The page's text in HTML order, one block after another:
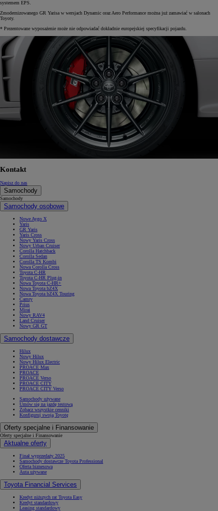
systemem EPS.
Zmodernizowanego GR Yarisa w wersjach Dynamic oraz Aero Performance można już zamawiać w salonach
Toyoty.
* Prezentowane wyposażenie może nie odpowiadać dokładnie europejskiej specyfikacji pojazdu.
Kontakt
Napisz do nas
Samochody
Samochody
Samochody osobowe
Nowe Aygo X
Yaris
GR Yaris
Yaris Cross
Nowy Yaris Cross
Nowy Urban Cruiser
Corolla Hatchback
Corolla Sedan
Corolla TS Kombi
Nowa Corolla Cross
Toyota C-HR
Toyota C-HR Plug-in
Nowa Toyota C-HR+
Nowa Toyota bZ4X
Nowa Toyota bZ4X Touring
Camry
Prius
Mirai
Nowy RAV4
Land Cruiser
Nowy GR GT
Samochody dostawcze
Hilux
Nowy Hilux
Nowy Hilux Electric
PROACE Max
PROACE
PROACE Verso
PROACE CITY
PROACE CITY Verso
Samochody używane
Umów się na jazdę testową
Zobacz wszystkie cenniki
Konfiguruj swoją Toyotę
Oferty specjalne i Finansowanie
Oferty specjalne i Finansowanie
Aktualne oferty
Finał wyprzedaży 2025
Samochody dostawcze Toyota Professional
Oferta biznesowa
Auta używane
Toyota Financial Services
Kredyt niższych rat Toyota Easy
Kredyt standardowy
Leasing standardowy